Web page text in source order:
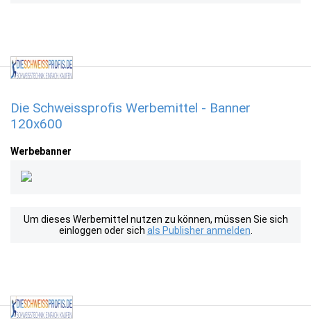
Die Schweissprofis Werbemittel - Banner
120x600
Werbebanner
Um dieses Werbemittel nutzen zu können, müssen Sie sich
einloggen oder sich als Publisher anmelden